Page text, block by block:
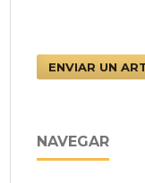
ENVIAR UN
NAVEGAR